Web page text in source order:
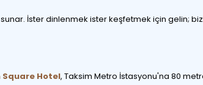
İster dinlenmek ister keşfetmek için gelin;
Square Hotel, Taksim Metro İstasyonu'na 80